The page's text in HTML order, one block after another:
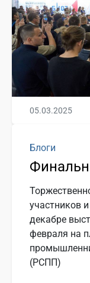
05.03.2025
Блоги
участников
декабре
февраля на
(РСПП)